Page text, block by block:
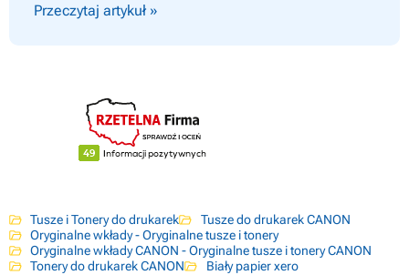
Przeczytaj artykuł »
Tusze i Tonery do drukarek
Tusze do drukarek CANON
Oryginalne wkłady - Oryginalne tusze i tonery
Oryginalne wkłady CANON - Oryginalne tusze i tonery CANON
Tonery do drukarek CANON
Biały papier xero